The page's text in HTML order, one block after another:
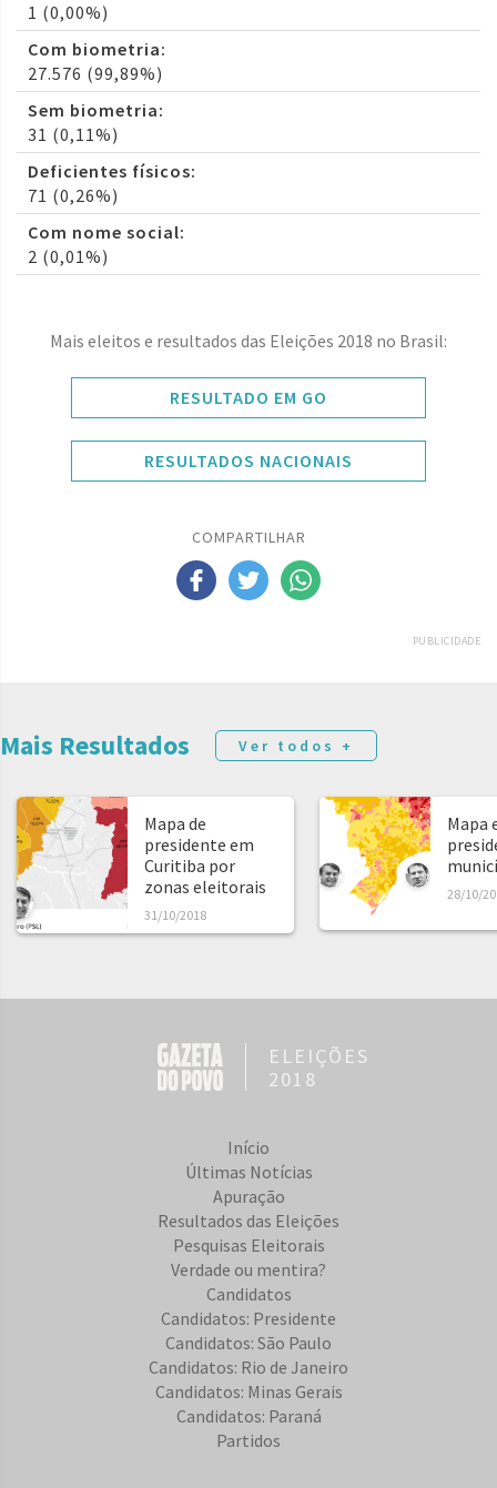
1 (0,00%)
Com biometria:
27.576 (99,89%)
Sem biometria:
31 (0,11%)
Deficientes físicos:
71 (0,26%)
Com nome social:
2 (0,01%)
Mais eleitos e resultados das Eleições 2018 no Brasil:
RESULTADO EM GO
RESULTADOS NACIONAIS
COMPARTILHAR
PUBLICIDADE
Mais Resultados Ver todos +
Mapa de
presidente em
Curitiba por
zonas eleitorais
31/10/2018
Mapa
28/10/
ELEIÇÕES
2018
Início
Últimas Notícias
Apuração
Resultados das Eleições
Pesquisas Eleitorais
Verdade ou mentira?
Candidatos
Candidatos: Presidente
Candidatos: São Paulo
Candidatos: Rio de Janeiro
Candidatos: Minas Gerais
Candidatos: Paraná
Partidos